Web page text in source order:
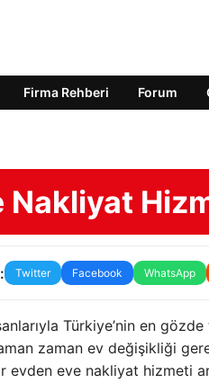
Firma Rehberi Forum
Nakliyat
Twitter Facebook WhatsApp
Türkiye’nin en
zaman ev değişikliği
eve nakliyat hizmeti